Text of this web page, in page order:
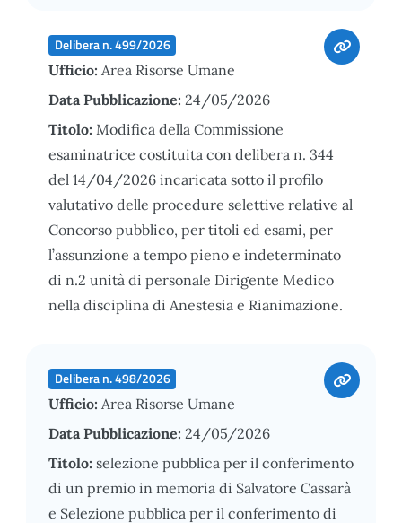
Delibera n. 499/2026
Ufficio: Area Risorse Umane
Data Pubblicazione: 24/05/2026
Titolo: Modifica della Commissione
esaminatrice costituita con delibera n. 344
del 14/04/2026 incaricata sotto il profilo
valutativo delle procedure selettive relative al
Concorso pubblico, per titoli ed esami, per
l’assunzione a tempo pieno e indeterminato
di n.2 unità di personale Dirigente Medico
nella disciplina di Anestesia e Rianimazione.
Delibera n. 498/2026
Ufficio: Area Risorse Umane
Data Pubblicazione: 24/05/2026
Titolo: selezione pubblica per il conferimento
di un premio in memoria di Salvatore Cassarà
e Selezione pubblica per il conferimento di